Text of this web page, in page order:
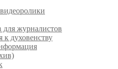
для журналистов
духовенству